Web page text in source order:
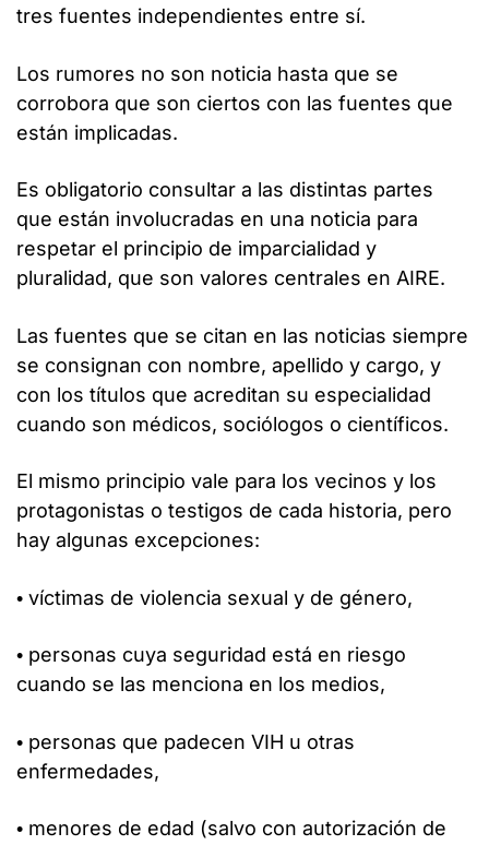
tres fuentes independientes entre sí.
Los rumores no son noticia hasta que se
corrobora que son ciertos con las fuentes que
están implicadas.
Es obligatorio consultar a las distintas partes
que están involucradas en una noticia para
respetar el principio de imparcialidad y
pluralidad, que son valores centrales en AIRE.
Las fuentes que se citan en las noticias siempre
se consignan con nombre, apellido y cargo, y
con los títulos que acreditan su especialidad
cuando son médicos, sociólogos o científicos.
El mismo principio vale para los vecinos y los
protagonistas o testigos de cada historia, pero
hay algunas excepciones:
• víctimas de violencia sexual y de género,
• personas cuya seguridad está en riesgo
cuando se las menciona en los medios,
• personas que padecen VIH u otras
enfermedades,
• menores de edad (salvo con autorización de